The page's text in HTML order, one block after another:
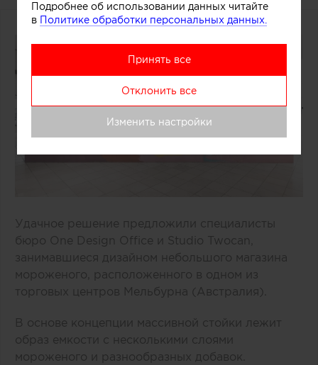
Удачное решение предложили специалисты
бюро One Design Office и Studio Twocan,
занимавшиеся дизайном небольшого магазина
мороженого, расположенного в одном из
торговых центров Мельбурна (Австралия).
В основе концепции массивной стойки лежит
образ емкости с несколькими слоями
мороженого и разнообразных добавок.
Подробнее об использовании данных читайте
в Политике обработки персональных данных.
Принять все
Отклонить все
Изменить настройки